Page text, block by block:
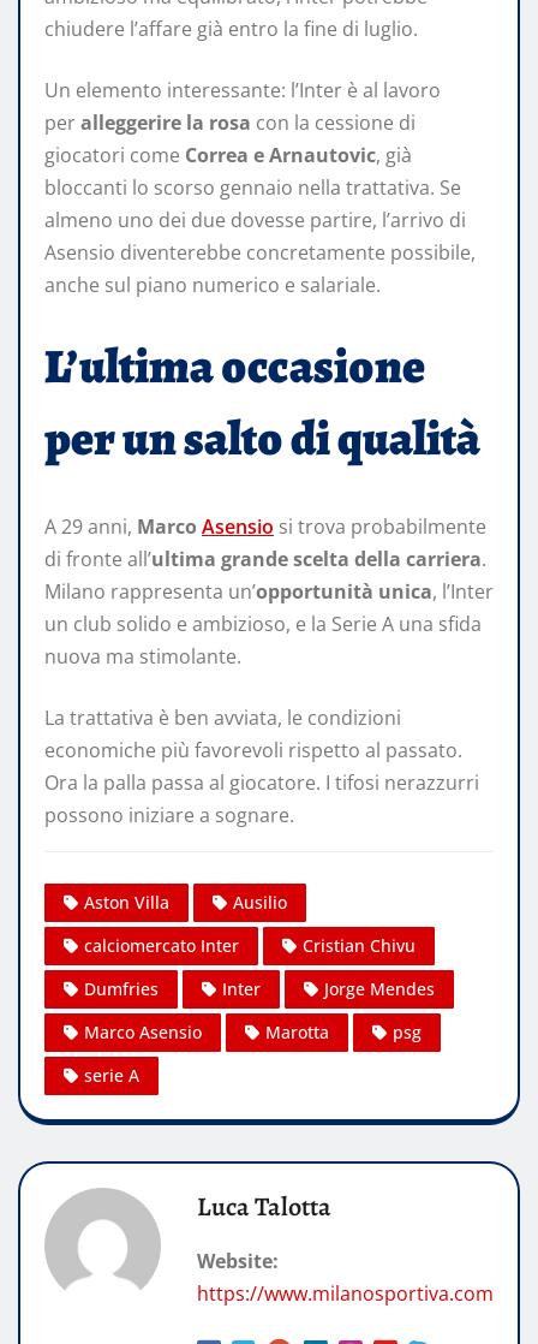
chiudere l’affare già entro la fine di luglio.
Un elemento interessante: l’Inter è al lavoro
peralleggerire la rosa con la cessione di
giocatori come Correa e Arnautovic, già
bloccanti lo scorso gennaio nella trattativa. Se
almeno uno dei due dovesse partire, l’arrivo di
Asensio diventerebbe concretamente possibile,
anche sul piano numerico e salariale.
L’ultima occasione
per un salto di qualità
A 29 anni, Marco Asensio si trova probabilmente
di fronte all’ultima grande scelta della carriera.
Milano rappresenta un’opportunità unica, l’Inter
un club solido e ambizioso, e la Serie A una sfida
nuova ma stimolante.
La trattativa è ben avviata, le condizioni
economiche più favorevoli rispetto al passato.
Ora la palla passa al giocatore. I tifosi nerazzurri
possono iniziare a sognare.
Aston Villa
Ausilio
calciomercato Inter
Cristian Chivu
Dumfries
Inter
Jorge Mendes
Marco Asensio
Marotta
psg
serie A
Luca Talotta
Website:
https://www.milanosportiva.com